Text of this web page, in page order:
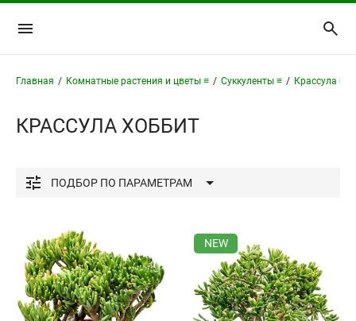
Главная / Комнатные растения и цветы ≡ / Суккуленты ≡ / Крассула ≡
КРАССУЛА ХОББИТ
ПОДБОР ПО ПАРАМЕТРАМ
Освещенность
Высота растениясм
NEW